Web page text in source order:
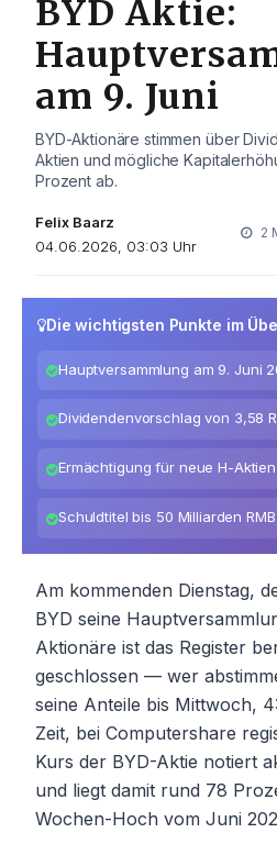
BYD Aktie:
am 9. Juni
BYD-Aktionäre stimmen über
Aktien und mögliche
Prozent ab.
Felix Baarz
04.06.2026, 03:03 Uhr
2
Die wichtigsten Punkte im
Hauptversammlung am 9. Juni
Dividendenvorschlag von 3,58
Ermächtigung für neue H-Aktien
Schuldtitel bis 50 Milliarden RMB
Am kommenden Dienstag,
BYD seine
Aktionäre ist das Register
geschlossen — wer
seine Anteile bis Mittwoch,
Zeit, bei Computershare
Kurs der BYD-Aktie notiert
und liegt damit rund 78
Wochen-Hoch vom Juni